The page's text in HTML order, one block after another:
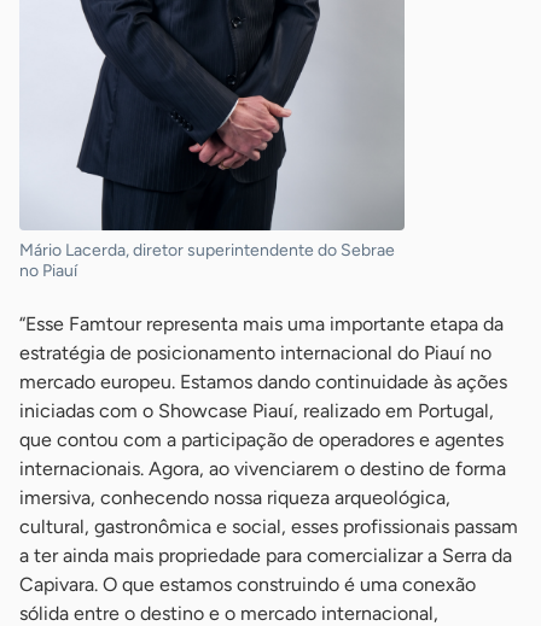
Mário Lacerda, diretor superintendente do Sebrae
no Piauí
“Esse Famtour representa mais uma importante etapa da
estratégia de posicionamento internacional do Piauí no
mercado europeu. Estamos dando continuidade às ações
iniciadas com o Showcase Piauí, realizado em Portugal,
que contou com a participação de operadores e agentes
internacionais. Agora, ao vivenciarem o destino de forma
imersiva, conhecendo nossa riqueza arqueológica,
cultural, gastronômica e social, esses profissionais passam
a ter ainda mais propriedade para comercializar a Serra da
Capivara. O que estamos construindo é uma conexão
sólida entre o destino e o mercado internacional,